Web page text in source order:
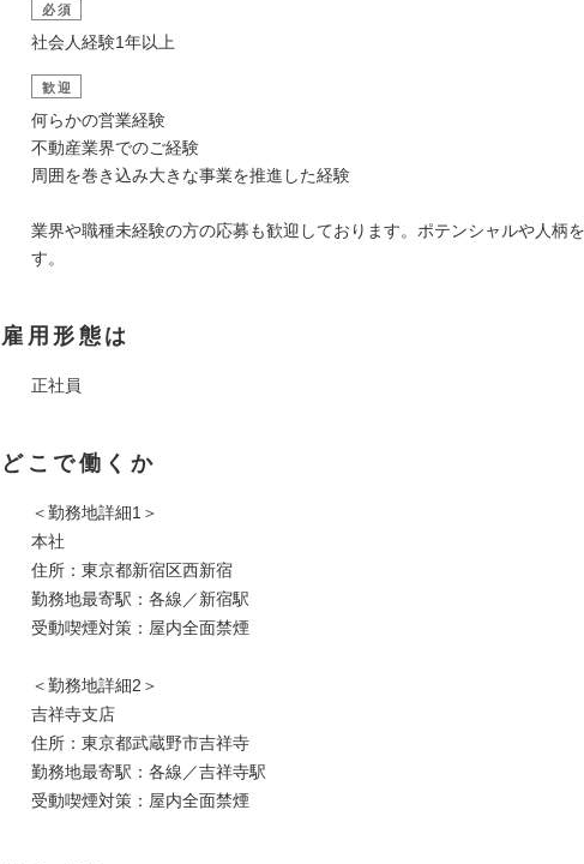
必須
社会人経験1年以上
歓迎
何らかの営業経験
不動産業界でのご経験
周囲を巻き込み大きな事業を推進した経験
業界や職種未経験の方の応募も歓迎しております。ポテンシャルや人柄
す。
雇用形態は
正社員
どこで働くか
＜勤務地詳細1＞
本社
住所：東京都新宿区西新宿
勤務地最寄駅：各線／新宿駅
受動喫煙対策：屋内全面禁煙
＜勤務地詳細2＞
吉祥寺支店
住所：東京都武蔵野市吉祥寺
勤務地最寄駅：各線／吉祥寺駅
受動喫煙対策：屋内全面禁煙